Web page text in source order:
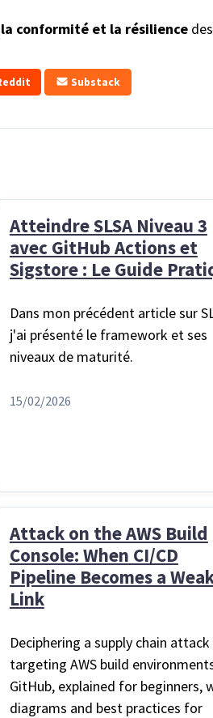
conformité et la résilience
Substack
Atteindre SLSA Niveau 3
avec GitHub Actions et
Sigstore : Le Guide
Dans mon précédent article sur
j'ai présenté le framework et ses
niveaux de maturité.
15/02/2026
Attack on the AWS Build
Console: When CI/CD
Pipeline Becomes a
Link
Deciphering a supply chain attack
targeting AWS build
GitHub, explained for beginners,
diagrams and best practices for